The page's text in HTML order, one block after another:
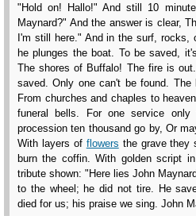
"Hold on! Hallo!" And still 10
Maynard?" And the answer is clear,
I'm still here." And in the surf,
he plunges the boat. To be saved,
The shores of Buffalo! The fire is
saved. Only one can't be found.
From churches and chaples to
funeral bells. For one service
procession ten thousand go by, Or
With layers of flowers the grave they
burn the coffin. With golden script
tribute shown: "Here lies John
to the wheel; he did not tire. He
died for us; his praise we sing. John